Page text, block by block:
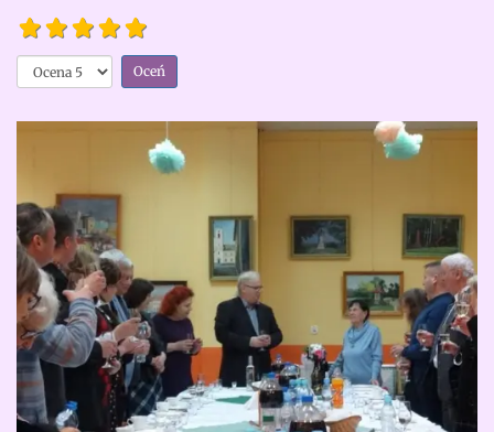
Piękny
jubileusz
Janiny
Ataman
5
Proszę,